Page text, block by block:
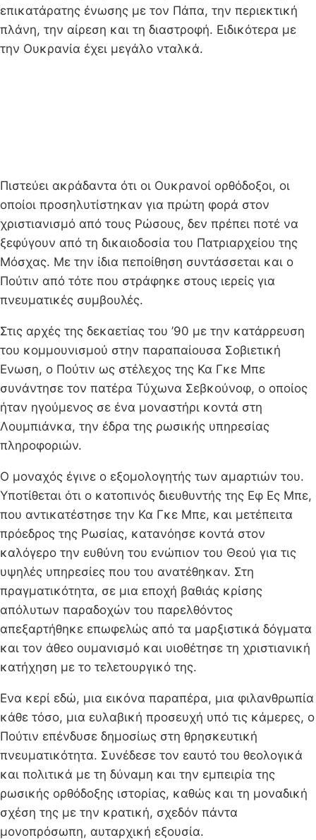
επικατάρατης ένωσης με τον Πάπα, την περιεκτική
πλάνη, την αίρεση και τη διαστροφή. Ειδικότερα με
την Ουκρανία έχει μεγάλο νταλκά.
Πιστεύει ακράδαντα ότι οι Ουκρανοί ορθόδοξοι, οι
οποίοι προσηλυτίστηκαν για πρώτη φορά στον
χριστιανισμό από τους Ρώσους, δεν πρέπει ποτέ να
ξεφύγουν από τη δικαιοδοσία του Πατριαρχείου της
Μόσχας. Με την ίδια πεποίθηση συντάσσεται και ο
Πούτιν από τότε που στράφηκε στους ιερείς για
πνευματικές συμβουλές.
Στις αρχές της δεκαετίας του ’90 με την κατάρρευση
του κομμουνισμού στην παραπαίουσα Σοβιετική
Ενωση, ο Πούτιν ως στέλεχος της Κα Γκε Μπε
συνάντησε τον πατέρα Τύχωνα Σεβκούνοφ, ο οποίος
ήταν ηγούμενος σε ένα μοναστήρι κοντά στη
Λουμπιάνκα, την έδρα της ρωσικής υπηρεσίας
πληροφοριών.
Ο μοναχός έγινε ο εξομολογητής των αμαρτιών του.
Υποτίθεται ότι ο κατοπινός διευθυντής της Εφ Ες Μπε,
που αντικατέστησε την Κα Γκε Μπε, και μετέπειτα
πρόεδρος της Ρωσίας, κατανόησε κοντά στον
καλόγερο την ευθύνη του ενώπιον του Θεού για τις
υψηλές υπηρεσίες που του ανατέθηκαν. Στη
πραγματικότητα, σε μια εποχή βαθιάς κρίσης
απόλυτων παραδοχών του παρελθόντος
απεξαρτήθηκε επωφελώς από τα μαρξιστικά δόγματα
και τον άθεο ουμανισμό και υιοθέτησε τη χριστιανική
κατήχηση με το τελετουργικό της.
Ενα κερί εδώ, μια εικόνα παραπέρα, μια φιλανθρωπία
κάθε τόσο, μια ευλαβική προσευχή υπό τις κάμερες, ο
Πούτιν επένδυσε δημοσίως στη θρησκευτική
πνευματικότητα. Συνέδεσε τον εαυτό του θεολογικά
και πολιτικά με τη δύναμη και την εμπειρία της
ρωσικής ορθόδοξης ιστορίας, καθώς και τη μοναδική
σχέση της με την κρατική, σχεδόν πάντα
μονοπρόσωπη, αυταρχική εξουσία.